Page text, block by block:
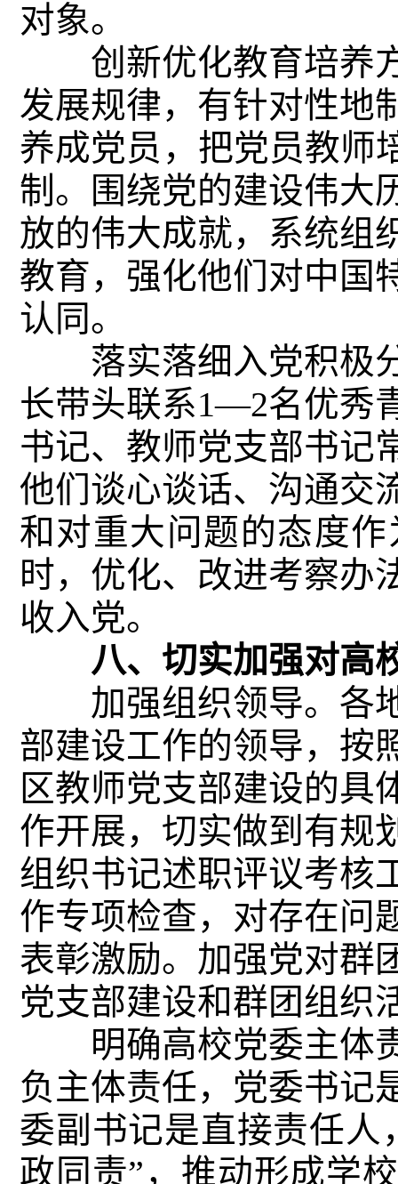
对象。
创新优化教育培养方
发展规律，有针对性地
养成党员，把党员教师
制。围绕党的建设伟大
放的伟大成就，系统组
教育，强化他们对中国
认同。
落实落细入党积极分
长带头联系1—2名优秀
书记、教师党支部书记
他们谈心谈话、沟通交
和对重大问题的态度
时，优化、改进考察办
收入党。
八、切实加强对高
加强组织领导。各地
部建设工作的领导，按
区教师党支部建设的具
作开展，切实做到有规
组织书记述职评议考核
作专项检查，对存在问
表彰激励。加强党对群
党支部建设和群团组织
明确高校党委主体责
负主体责任，党委书记
委副书记是直接责任人
政同责”，推动形成学